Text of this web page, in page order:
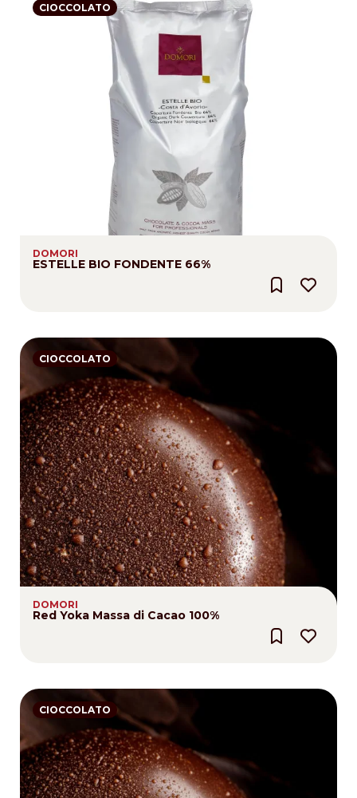
CIOCCOLATO
DOMORI
ESTELLE BIO FONDENTE 66%
CIOCCOLATO
DOMORI
Red Yoka Massa di Cacao 100%
CIOCCOLATO